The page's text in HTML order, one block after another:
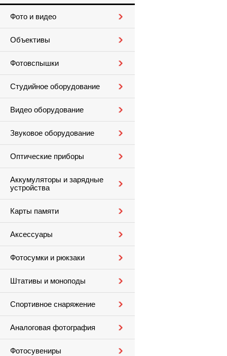
Фото и видео
Объективы
Фотовспышки
Студийное оборудование
Видео оборудование
Звуковое оборудование
Оптические приборы
Аккумуляторы и зарядные
устройства
Карты памяти
Аксессуары
Фотосумки и рюкзаки
Штативы и моноподы
Спортивное снаряжение
Аналоговая фотография
Фотосувениры